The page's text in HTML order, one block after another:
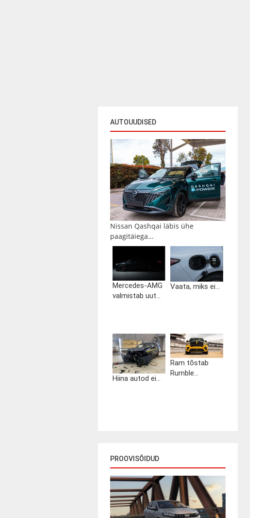
AUTOUUDISED
Nissan Qashqai läbis ühe
paagitäiega...
Mercedes-AMG
valmistab uut...
Vaata, miks ei...
Hiina autod ei...
Ram tõstab
Rumble...
PROOVISÕIDUD